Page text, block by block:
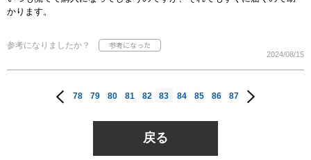
かります。
参考になりましたか？
2024/08/15
78 79 80 81 82 83 84 85 86 87
戻る